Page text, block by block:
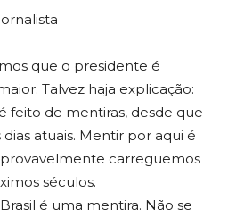
que o presidente é
Talvez haja explicação:
feito de mentiras, desde que
atuais. Mentir por aqui é
carreguemos
séculos.
é uma mentira. Não se